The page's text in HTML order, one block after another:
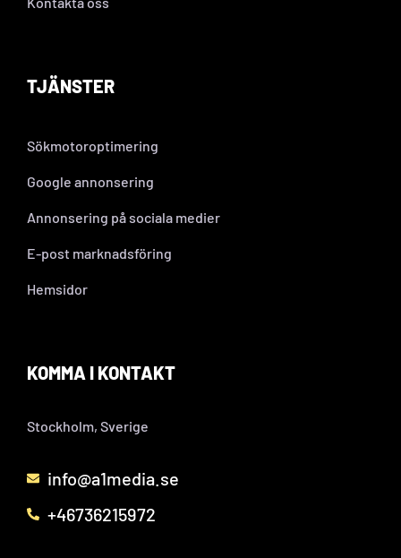
TJÄNSTER
Sökmotoroptimering
Google annonsering
Annonsering på sociala medier
E-post marknadsföring
Hemsidor
KOMMA I KONTAKT
Stockholm, Sverige
info@a1media.se
+46736215972